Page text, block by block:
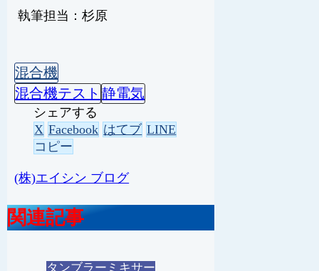
執筆担当：杉原
混合機
混合機テスト 静電気
シェアする
X Facebook はてブ LINE
コピー
(株)エイシン ブログ
関連記事
タンブラーミキサー